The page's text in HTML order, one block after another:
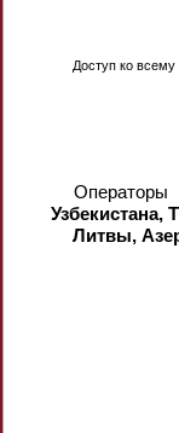
Доступ ко
Операторы
Узбекистана,
Литвы,